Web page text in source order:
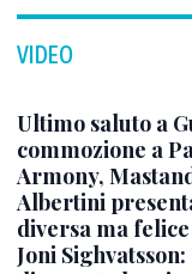
VIDEO
Ultimo saluto a
commozione a
Armony,
Albertini
diversa ma felice
Joni